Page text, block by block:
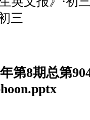
三
第8期总第